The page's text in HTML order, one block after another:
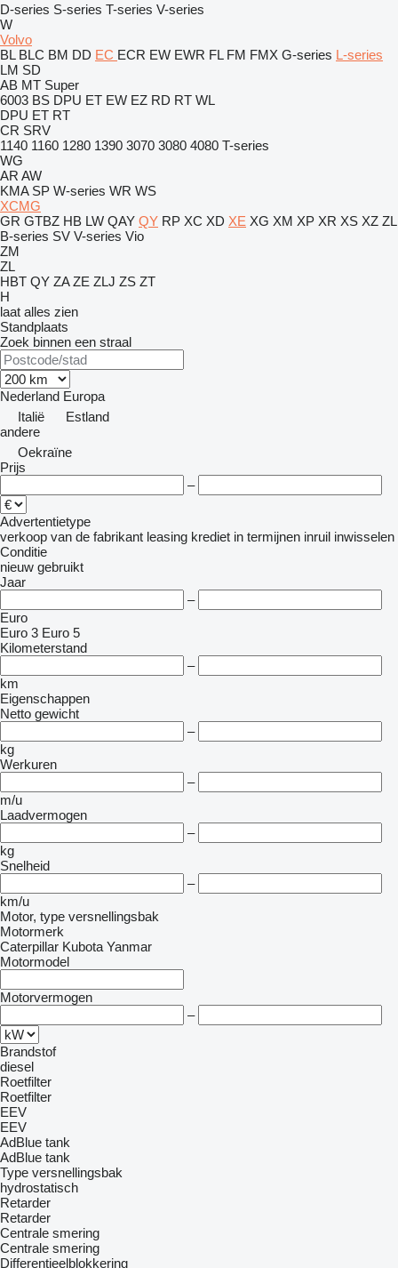
D-series S-series T-series V-series
W
Volvo
BL BLC BM DD EC ECR EW EWR FL FM FMX G-series L-series
LM SD
AB MT Super
6003 BS DPU ET EW EZ RD RT WL
DPU ET RT
CR SRV
1140 1160 1280 1390 3070 3080 4080 T-series
WG
AR AW
KMA SP W-series WR WS
XCMG
GR GTBZ HB LW QAY QY RP XC XD XE XG XM XP XR XS XZ ZL
B-series SV V-series Vio
ZM
ZL
HBT QY ZA ZE ZLJ ZS ZT
H
laat alles zien
Standplaats
Zoek binnen een straal
Nederland Europa
Italië
Estland
andere
Oekraïne
Prijs
–
Advertentietype
verkoop van de fabrikant leasing krediet in termijnen inruil inwisselen
Conditie
nieuw gebruikt
Jaar
–
Euro
Euro 3 Euro 5
Kilometerstand
–
km
Eigenschappen
Netto gewicht
–
kg
Werkuren
–
m/u
Laadvermogen
–
kg
Snelheid
–
km/u
Motor, type versnellingsbak
Motormerk
Caterpillar Kubota Yanmar
Motormodel
Motorvermogen
–
Brandstof
diesel
Roetfilter
Roetfilter
EEV
EEV
AdBlue tank
AdBlue tank
Type versnellingsbak
hydrostatisch
Retarder
Retarder
Centrale smering
Centrale smering
Differentieelblokkering